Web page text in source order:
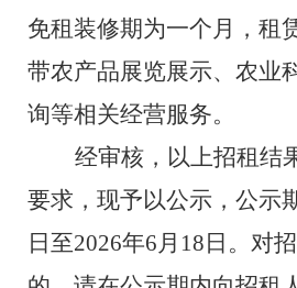
免租装修期为一个月 ， 租
带农产品展览展示、农业
询等相关经营服务。
经审核，以上招租结
要求，现予以公示，公示
日至2026年6月 18 日。对招